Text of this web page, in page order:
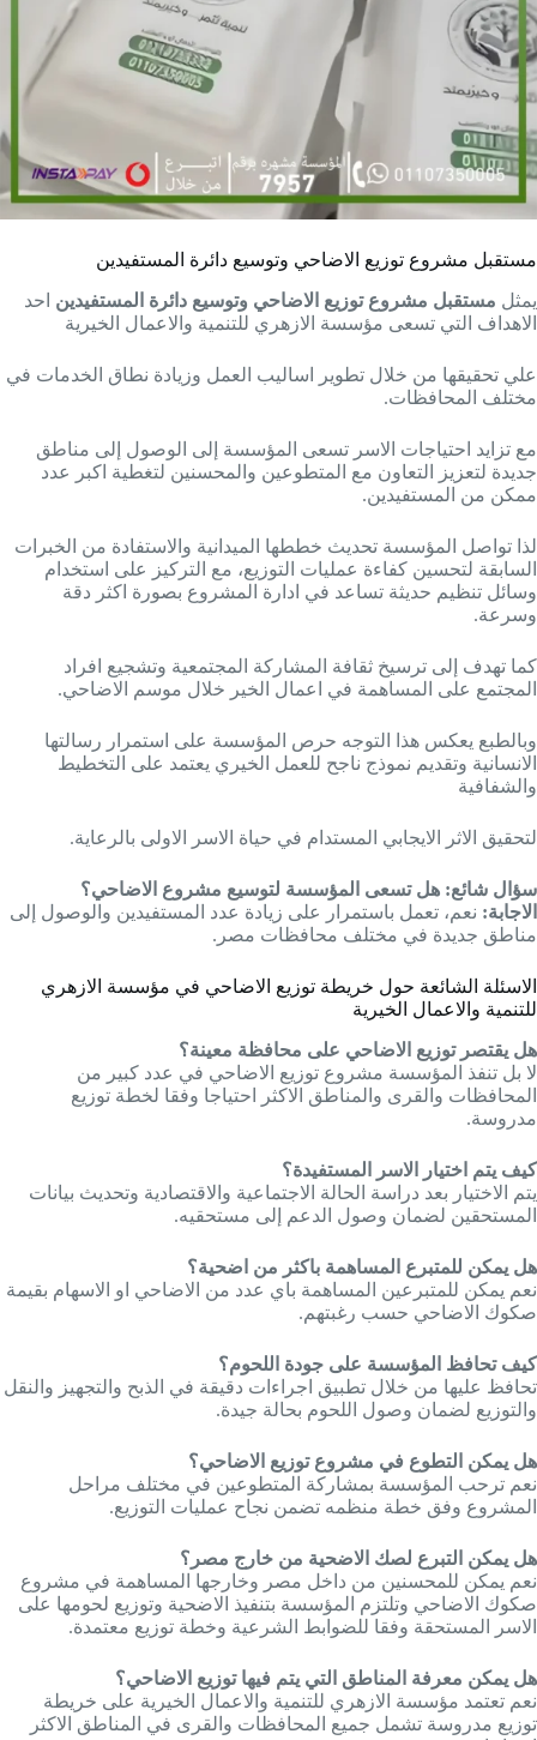
مستقبل مشروع توزيع الاضاحي وتوسيع دائرة المستفيدين
يمثل مستقبل مشروع توزيع الاضاحي وتوسيع دائرة المستفيدين احد
الاهداف التي تسعى مؤسسة الازهري للتنمية والاعمال الخيرية
علي تحقيقها من خلال تطوير اساليب العمل وزيادة نطاق الخدمات في
مختلف المحافظات.
مع تزايد احتياجات الاسر تسعى المؤسسة إلى الوصول إلى مناطق
جديدة لتعزيز التعاون مع المتطوعين والمحسنين لتغطية اكبر عدد
ممكن من المستفيدين.
لذا تواصل المؤسسة تحديث خططها الميدانية والاستفادة من الخبرات
السابقة لتحسين كفاءة عمليات التوزيع، مع التركيز على استخدام
وسائل تنظيم حديثة تساعد في ادارة المشروع بصورة اكثر دقة
وسرعة.
كما تهدف إلى ترسيخ ثقافة المشاركة المجتمعية وتشجيع افراد
المجتمع على المساهمة في اعمال الخير خلال موسم الاضاحي.
وبالطبع يعكس هذا التوجه حرص المؤسسة على استمرار رسالتها
الانسانية وتقديم نموذج ناجح للعمل الخيري يعتمد على التخطيط
والشفافية
لتحقيق الاثر الايجابي المستدام في حياة الاسر الاولى بالرعاية.
سؤال شائع: هل تسعى المؤسسة لتوسيع مشروع الاضاحي؟
الاجابة: نعم، تعمل باستمرار على زيادة عدد المستفيدين والوصول إلى
مناطق جديدة في مختلف محافظات مصر.
الاسئلة الشائعة حول خريطة توزيع الاضاحي في مؤسسة الازهري
للتنمية والاعمال الخيرية
هل يقتصر توزيع الاضاحي على محافظة معينة؟
لا بل تنفذ المؤسسة مشروع توزيع الاضاحي في عدد كبير من
المحافظات والقرى والمناطق الاكثر احتياجا وفقا لخطة توزيع
مدروسة.
كيف يتم اختيار الاسر المستفيدة؟
يتم الاختيار بعد دراسة الحالة الاجتماعية والاقتصادية وتحديث بيانات
المستحقين لضمان وصول الدعم إلى مستحقيه.
هل يمكن للمتبرع المساهمة باكثر من اضحية؟
نعم يمكن للمتبرعين المساهمة باي عدد من الاضاحي او الاسهام بقيمة
صكوك الاضاحي حسب رغبتهم.
كيف تحافظ المؤسسة على جودة اللحوم؟
تحافظ عليها من خلال تطبيق اجراءات دقيقة في الذبح والتجهيز والنقل
والتوزيع لضمان وصول اللحوم بحالة جيدة.
هل يمكن التطوع في مشروع توزيع الاضاحي؟
نعم ترحب المؤسسة بمشاركة المتطوعين في مختلف مراحل
المشروع وفق خطة منظمه تضمن نجاح عمليات التوزيع.
هل يمكن التبرع لصك الاضحية من خارج مصر؟
نعم يمكن للمحسنين من داخل مصر وخارجها المساهمة في مشروع
صكوك الاضاحي وتلتزم المؤسسة بتنفيذ الاضحية وتوزيع لحومها على
الاسر المستحقة وفقا للضوابط الشرعية وخطة توزيع معتمدة.
هل يمكن معرفة المناطق التي يتم فيها توزيع الاضاحي؟
نعم تعتمد مؤسسة الازهري للتنمية والاعمال الخيرية على خريطة
توزيع مدروسة تشمل جميع المحافظات والقرى في المناطق الاكثر